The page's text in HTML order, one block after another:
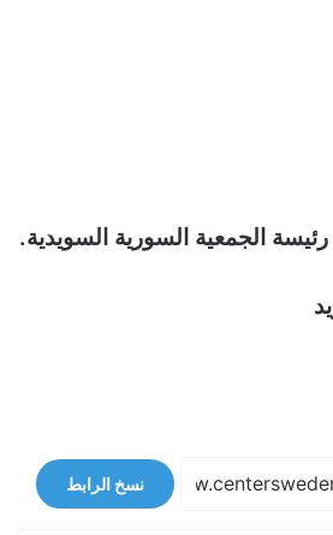
رئيسة الجمعية السورية السويدية.
نسخ الرابط